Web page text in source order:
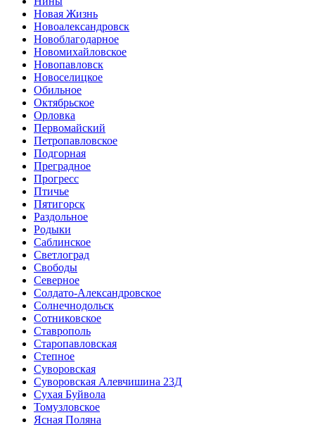
Новая Жизнь
Новоалександровск
Новоблагодарное
Новомихайловское
Новопавловск
Новоселицкое
Обильное
Октябрьское
Орловка
Первомайский
Петропавловское
Подгорная
Преградное
Прогресс
Птичье
Пятигорск
Раздольное
Родыки
Саблинское
Светлоград
Свободы
Северное
Солдато-Александровское
Солнечнодольск
Сотниковское
Ставрополь
Старопавловская
Степное
Суворовская
Суворовская Алевчишина 23Д
Сухая Буйвола
Томузловское
Ясная Поляна